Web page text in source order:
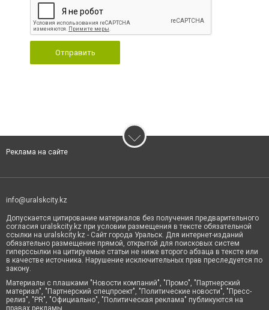
Отправить
Реклама на сайте
info@uralskcity.kz
Допускается цитирование материалов без получения предварительного
согласия uralskcity.kz при условии размещения в тексте обязательной
ссылки на uralskcity.kz - Сайт города Уральск. Для интернет-изданий
обязательно размещение прямой, открытой для поисковых систем
гиперссылки на цитируемые статьи не ниже второго абзаца в тексте или
в качестве источника. Нарушение исключительных прав преследуется по
закону.
Материалы с плашками "Новости компаний", "Промо", "Партнерский
материал", "Партнерский спецпроект", "Политические новости", "Пресс-
релиз", "PR", "Официально", "Политическая реклама" публикуются на
правах рекламы.